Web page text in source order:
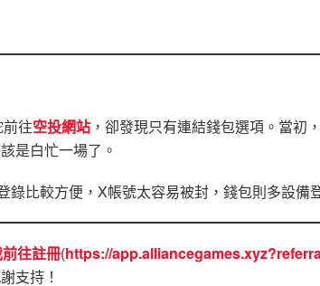
往空投網站 ，卻發現只有連結錢包選項。當初
是白忙一場了。
比較方便，X帳號太容易被封，錢包則多設備
往註冊(https://
支持！